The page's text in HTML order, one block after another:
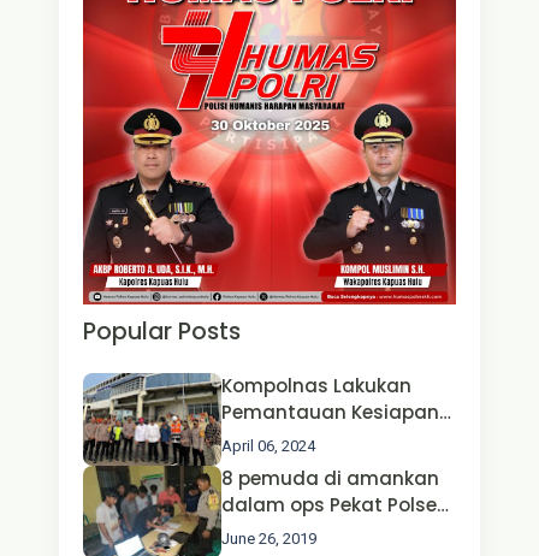
Popular Posts
Kompolnas Lakukan
Pemantauan Kesiapan
Operasi Ketupat 2024 di
Polda Jatim Bersama
Kapolri dan Menteri
Perhubungan
April 06, 2024
8 pemuda di amankan
dalam ops Pekat Polsek
Jongkong
June 26, 2019